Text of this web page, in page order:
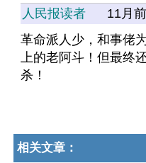
人民报读者 11月前
革命派人少，和事佬
上的老阿斗！但最终
杀！
相关文章：